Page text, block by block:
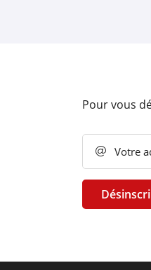
Recopier le code ci-
le formulaire de
Pour vous
 Votre